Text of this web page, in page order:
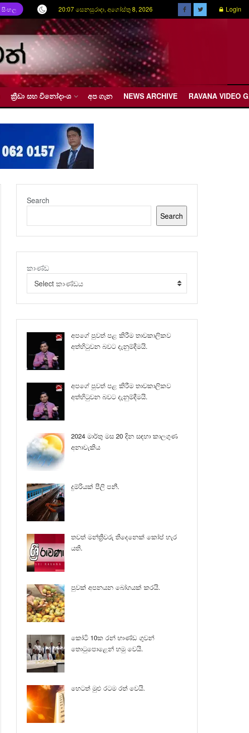
සිංහල 20:07 සෙනසුරාදා, අගෝස්තු 8, 2026 Login
ක්‍රීඩා සහ විනෝදාංශ අප ගැන NEWS ARCHIVE RAVANA VIDEO
Search
Search
කාණ්ඩ
Select කාණ්ඩය
අපගේ පුවත් පළ කිරීම තාවකාලිකව
අත්හිටුවන බවට දැනුම්දීමයි.
අපගේ පුවත් පළ කිරීම තාවකාලිකව
අත්හිටුවන බවට දැනුම්දීමයි.
2024 මාර්තු මස 20 දින සඳහා කාලගුණ
අනාවැකිය
දුම්රියක් පීලි පනී.
තවත් මන්ත්‍රීවරු තිදෙනෙක් කෝප් හැර
යති.
පුවක් අපනයන බෝගයක් කරයි.
කෝටි 10ක රන් භාණ්ඩ ගුවන්
තොටුපොළෙන් හමු වෙයි.
හෙටත් මුළු රටම රත් වෙයි.